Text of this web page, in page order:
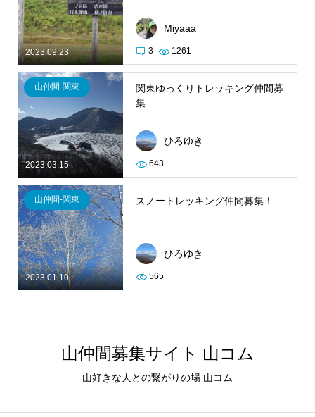
2023.09.23
Miyaaa
3 1261
2023.03.15
山仲間-関東
関東ゆっくりトレッキング仲間募
集
ひろゆき
643
2023.01.10
山仲間-関東 スノートレッキング仲間募集！
ひろゆき
565
山仲間募集サイト 山コム
山好きな人との繋がりの場 山コム